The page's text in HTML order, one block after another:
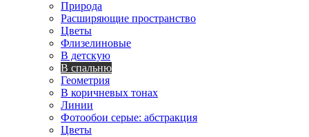
Природа
Расширяющие пространство
Цветы
Флизелиновые
В детскую
В спальню
Геометрия
В коричневых тонах
Линии
Фотообои серые: абстракция
Цветы